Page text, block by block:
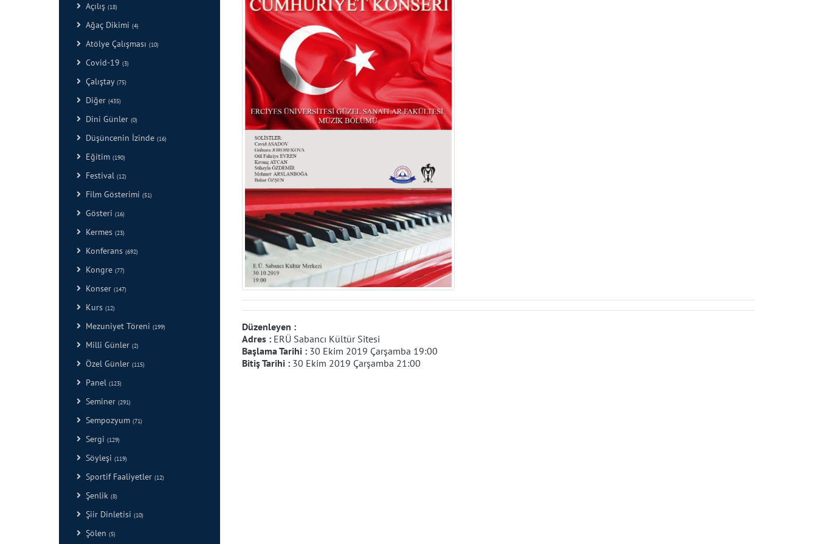
Açılış (18)
Ağaç Dikimi (4)
Atölye Çalışması (10)
Covid-19 (3)
Çalıştay (75)
Diğer (435)
Dini Günler (0)
Düşüncenin İzinde (16)
Eğitim (190)
Festival (12)
Film Gösterimi (51)
Gösteri (16)
Kermes (23)
Konferans (692)
Kongre (77)
Konser (147)
Kurs (12)
Mezuniyet Töreni (199)
Milli Günler (2)
Özel Günler (115)
Panel (123)
Seminer (291)
Sempozyum (71)
Sergi (129)
Söyleşi (119)
Sportif Faaliyetler (12)
Şenlik (8)
Şiir Dinletisi (10)
Şölen (5)
Düzenleyen :
Adres : ERÜ Sabancı Kültür Sitesi
Başlama Tarihi : 30 Ekim 2019 Çarşamba 19:00
Bitiş Tarihi : 30 Ekim 2019 Çarşamba 21:00